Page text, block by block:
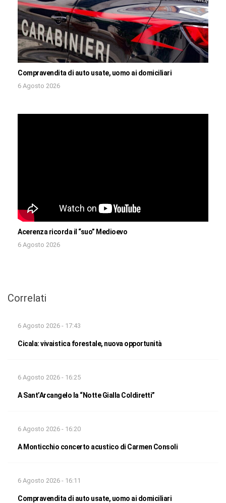
Compravendita di auto usate, uomo ai domiciliari
6 Agosto 2026
Acerenza ricorda il “suo” Medioevo
6 Agosto 2026
Correlati
6 Agosto 2026 - 17:43
Cicala: vivaistica forestale, nuova opportunità
6 Agosto 2026 - 16:25
A Sant’Arcangelo la “Notte Gialla Coldiretti”
6 Agosto 2026 - 16:20
A Monticchio concerto acustico di Carmen Consoli
6 Agosto 2026 - 16:11
Compravendita di auto usate, uomo ai domiciliari